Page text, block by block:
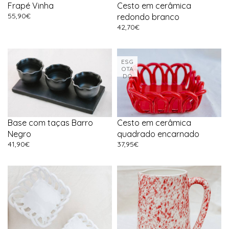
Frapé Vinha
55,90€
Cesto em cerâmica
redondo branco
42,70€
Base com taças Barro
Negro
41,90€
ESG
OTA
DO
Cesto em cerâmica
quadrado encarnado
37,95€